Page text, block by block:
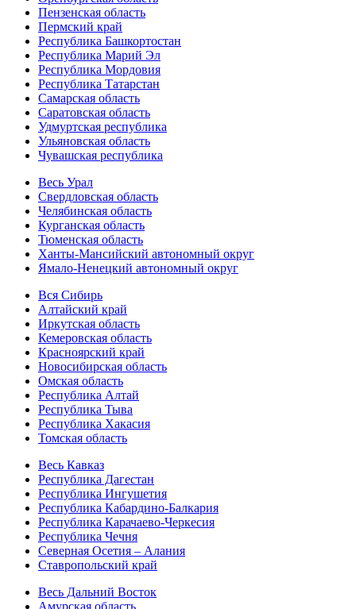
Пензенская область
Пермский край
Республика Башкортостан
Республика Марий Эл
Республика Мордовия
Республика Татарстан
Самарская область
Саратовская область
Удмуртская республика
Ульяновская область
Чувашская республика
Весь Урал
Свердловская область
Челябинская область
Курганская область
Тюменская область
Ханты-Мансийский автономный округ
Ямало-Ненецкий автономный округ
Вся Сибирь
Алтайский край
Иркутская область
Кемеровская область
Красноярский край
Новосибирская область
Омская область
Республика Алтай
Республика Тыва
Республика Хакасия
Томская область
Весь Кавказ
Республика Дагестан
Республика Ингушетия
Республика Кабардино-Балкария
Республика Карачаево-Черкесия
Республика Чечня
Северная Осетия – Алания
Ставропольский край
Весь Дальний Восток
Амурская область